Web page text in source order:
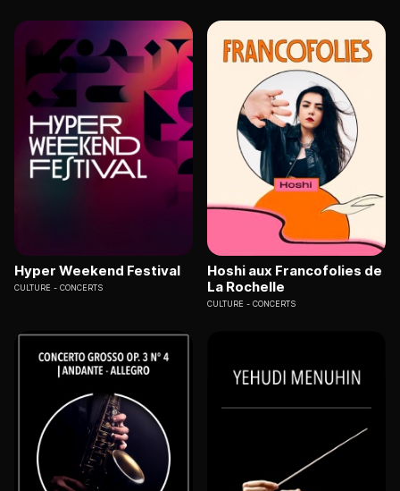
Hyper Weekend Festival
CULTURE CONCERTS
Hoshi aux Francofolies de
La Rochelle
CULTURE CONCERTS